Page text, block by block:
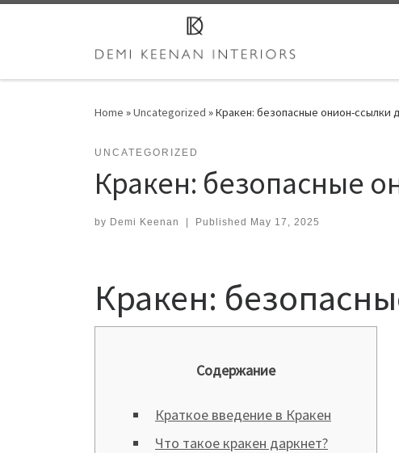
Home »Uncategorized »Кракен: безопасные онион-ссылки
UNCATEGORIZED
Кракен: безопасные
by Demi Keenan | Published May 17, 2025
Кракен:
Содержание
Краткое введение в Кракен
Что такое кракен даркнет?